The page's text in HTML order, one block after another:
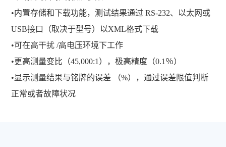
•内置存储和下载功能，测试结果通过 RS-232、以太网或
USB接口（取决于型号）以XML格式下载
•可在高干扰 /高电压环境下工作
•更高测量变比（45,000:1），极高精度（0.1％）
•显示测量结果与铭牌的误差 （%），通过误差限值判断
正常或者故障状况